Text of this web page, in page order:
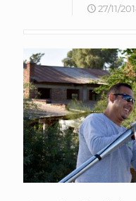
27/11/